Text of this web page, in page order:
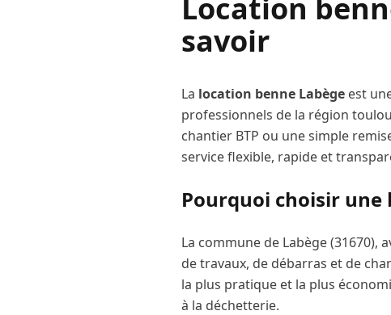
Location
savoir
La location benne Labège est
professionnels de la région
chantier BTP ou une simple
service flexible, rapide et
Pourquoi choisir une
La commune de Labège(31670),
de travaux, de débarras et de
la plus pratique et la plus
à la déchetterie.